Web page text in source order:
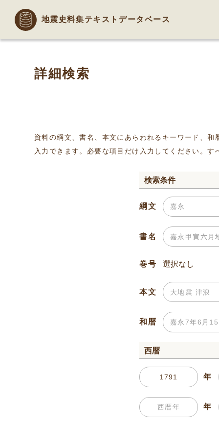
地震史料集テキストデータベース
詳細検索
資料の綱文、書名、本文にあらわれるキーワード、
入力できます。必要な項目だけ入力してください。
検索条件
綱文
書名
巻号
本文
和暦
西暦
年
年